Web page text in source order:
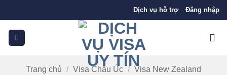
qua
nội
dung
Dịch vụ hỗ trợ Đăng nhập
Trang chủ / Visa Châu Úc / Visa New Zealand